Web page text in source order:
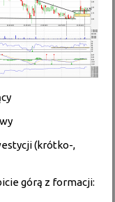
(krótko-,
górą z formacji: